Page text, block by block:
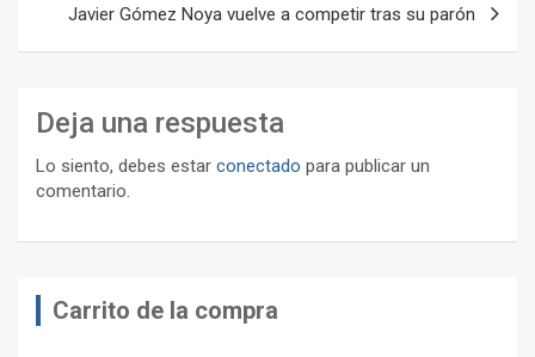
Javier Gómez Noya vuelve a competir tras su parón
Deja una respuesta
Lo siento, debes estar conectado para publicar un
comentario.
Carrito de la compra